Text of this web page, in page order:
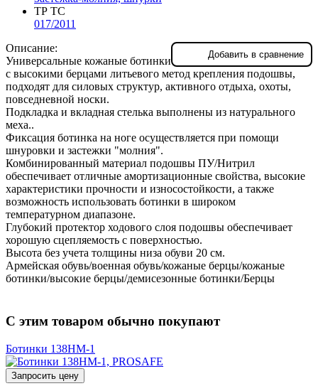
ТР ТС
017/2011
Добавить в сравнение
Описание:
Универсальные кожаные ботинки
с высокими берцами литьевого метод крепления подошвы,
подходят для силовых структур, активного отдыха, охоты,
повседневной носки.
Подкладка и вкладная стелька выполнены из натурального
меха..
Фиксация ботинка на ноге осуществляется при помощи
шнуровки и застежки "молния".
Комбинированный материал подошвы ПУ/Нитрил
обеспечивает отличные амортизационные свойства, высокие
характеристики прочности и износостойкости, а также
возможность использовать ботинки в широком
температурном диапазоне.
Глубокий протектор ходового слоя подошвы обеспечивает
хорошую сцепляемость с поверхностью.
Высота без учета толщины низа обуви 20 см.
Армейская обувь/военная обувь/кожаные берцы/кожаные
ботинки/высокие берцы/демисезонные ботинки/Берцы
С этим товаром обычно покупают
Ботинки 138НМ-1
Запросить цену